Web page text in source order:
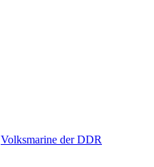
Volksmarine der DDR